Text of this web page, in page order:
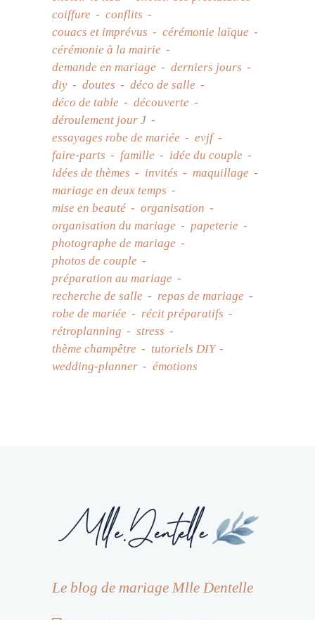
coiffure
conflits
couacs et imprévus
cérémonie laïque
cérémonie à la mairie
demande en mariage
derniers jours
diy
doutes
déco de salle
déco de table
découverte
déroulement jour J
essayages robe de mariée
evjf
faire-parts
famille
idée du couple
idées de thèmes
invités
maquillage
mariage en deux temps
mise en beauté
organisation
organisation du mariage
papeterie
photographe de mariage
photos de couple
préparation au mariage
recherche de salle
repas de mariage
robe de mariée
récit préparatifs
rétroplanning
stress
thème champêtre
tutoriels DIY
wedding-planner
émotions
Le blog de mariage Mlle Dentelle